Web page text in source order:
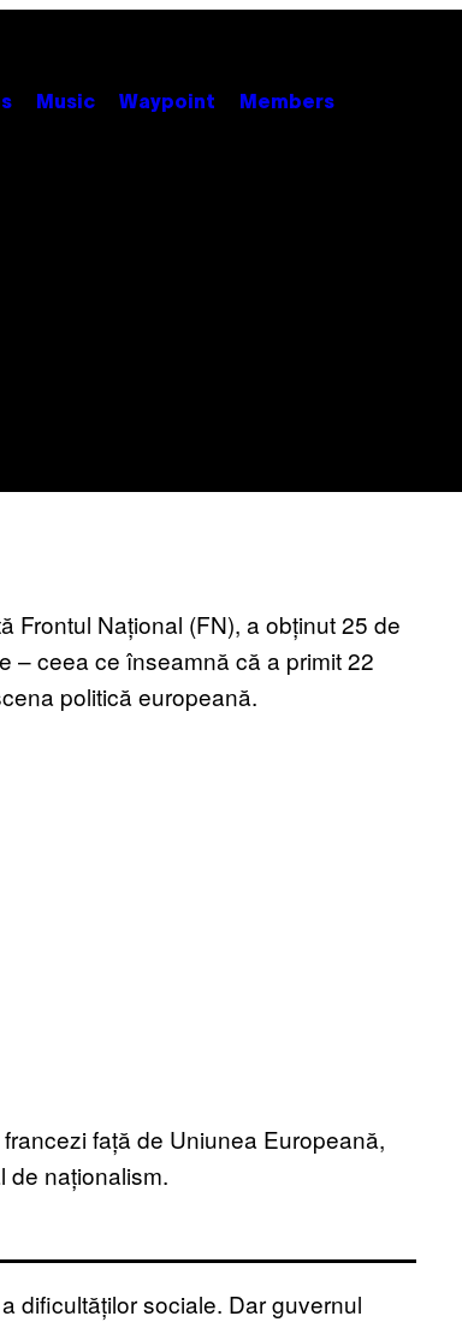
Music Waypoint Members
Frontul Național (FN), a obținut 25 de
– ceea ce înseamnă că a primit 22
politică europeană.
față de Uniunea Europeană,
de naționalism.
dificultăților sociale. Dar guvernul